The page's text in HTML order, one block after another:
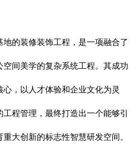
的装修装饰工程，是一项融合了
间美学的复杂系统工程。其成功
，以人才体验和企业文化为灵
程管理，最终打造出一个能够引
大创新的标志性智慧研发空间。